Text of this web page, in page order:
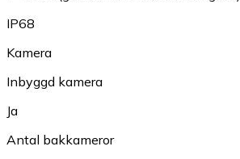
IP68
Kamera
Inbyggd kamera
Ja
Antal bakkameror